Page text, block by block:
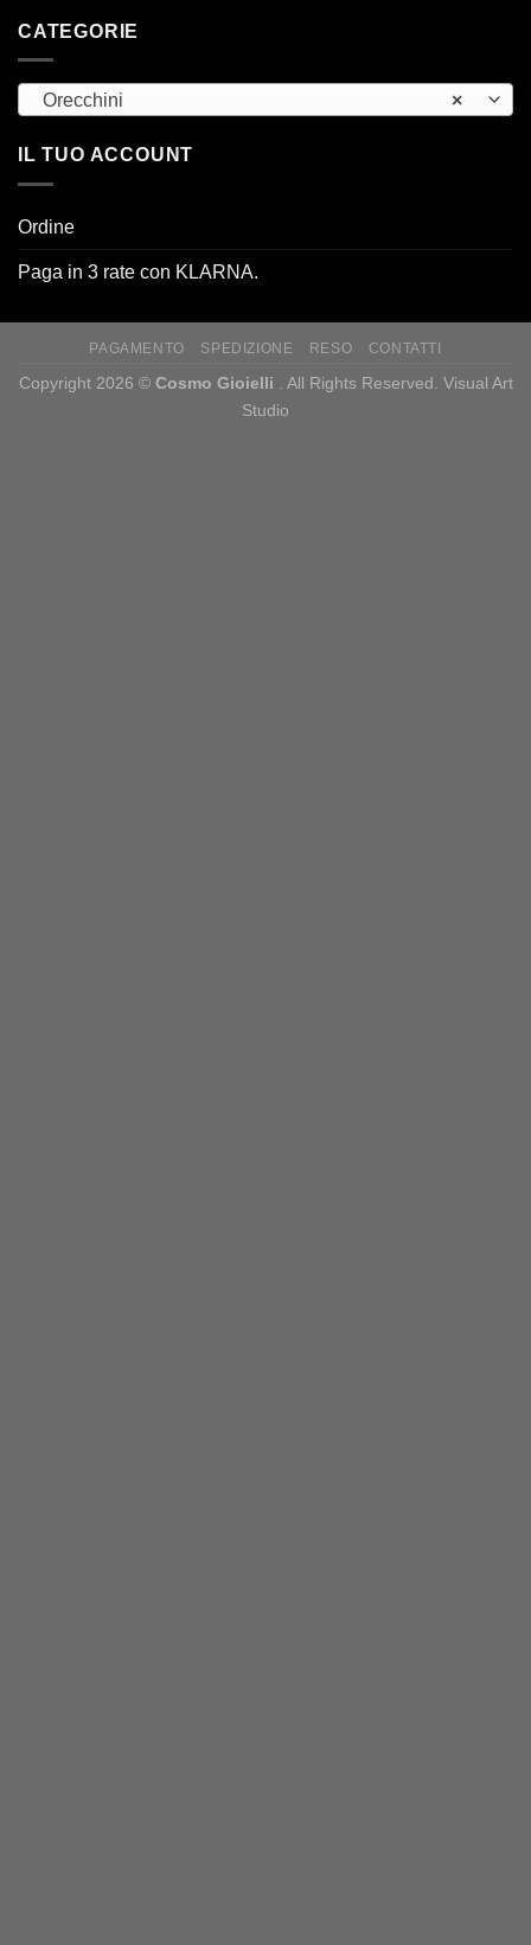
CATEGORIE
×
Orecchini
IL TUO ACCOUNT
Ordine
Paga in 3 rate con KLARNA.
PAGAMENTO SPEDIZIONE RESO CONTATTI
Copyright 2026 © Cosmo Gioielli . All Rights Reserved. Visual Art
Studio